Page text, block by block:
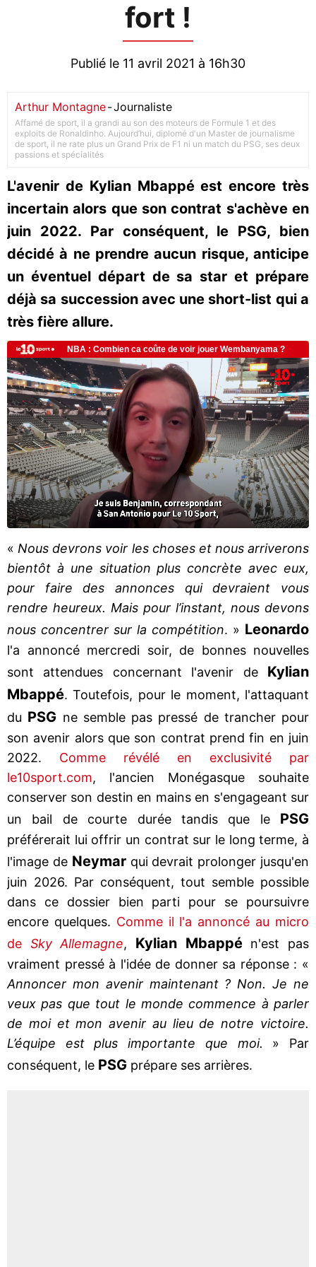
fort !
Publié le 11 avril 2021 à 16h30
Arthur Montagne-Journaliste
Affamé de sport, il a grandi au son des moteurs de Formule 1 et des
exploits de Ronaldinho. Aujourd’hui, diplomé d'un Master de journalisme
de sport, il ne rate plus un Grand Prix de F1 ni un match du PSG, ses deux
passions et spécialités
L'avenir de Kylian Mbappé est encore très
incertain alors que son contrat s'achève en
juin 2022. Par conséquent, le PSG, bien
décidé à ne prendre aucun risque, anticipe
un éventuel départ de sa star et prépare
déjà sa succession avec une short-list qui a
très fière allure.
« Nous devrons voir les choses et nous arriverons
bientôt à une situation plus concrète avec eux,
pour faire des annonces qui devraient vous
rendre heureux. Mais pour l’instant, nous devons
nous concentrer sur la compétition. » Leonardo
l'a annoncé mercredi soir, de bonnes nouvelles
sont attendues concernant l'avenir de Kylian
Mbappé. Toutefois, pour le moment, l'attaquant
du PSG ne semble pas pressé de trancher pour
son avenir alors que son contrat prend fin en juin
2022. Comme révélé en exclusivité par
le10sport.com, l'ancien Monégasque souhaite
conserver son destin en mains en s'engageant sur
un bail de courte durée tandis que le PSG
préférerait lui offrir un contrat sur le long terme, à
l'image de Neymarqui devrait prolonger jusqu'en
juin 2026. Par conséquent, tout semble possible
dans ce dossier bien parti pour se poursuivre
encore quelques. Comme il l'a annoncé au micro
de Sky Allemagne, Kylian Mbappén'est pas
vraiment pressé à l'idée de donner sa réponse : «
Annoncer mon avenir maintenant ? Non. Je ne
veux pas que tout le monde commence à parler
de moi et mon avenir au lieu de notre victoire.
L’équipe est plus importante que moi. » Par
conséquent, le PSG prépare ses arrières.